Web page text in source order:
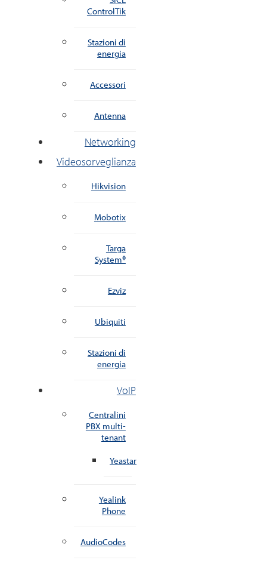
ControlTik
Stazioni di
energia
Accessori
Antenna
Networking
Videosorveglianza
Hikvision
Mobotix
Targa
System®
Ezviz
Ubiquiti
Stazioni di
energia
VoIP
Centralini
PBX multi-
tenant
Yeastar
Yealink
Phone
AudioCodes